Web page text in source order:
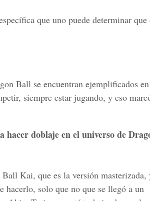
que uno puede determinar que
Ball se encuentran ejemplificados en
siempre estar jugando, y eso
doblaje en el universo de
Kai, que es la versión masterizada,
hacerlo, solo que no que se llegó a un